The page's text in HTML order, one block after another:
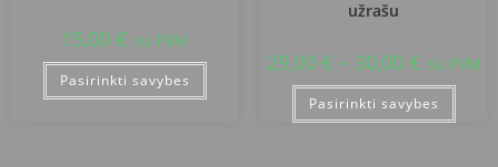
15,00 € su PVM
Pasirinkti savybes
užrašu
29,00 € – 30,00 € su PVM
Pasirinkti savybes